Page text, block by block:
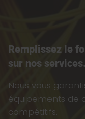
Remplissez le
sur nos services.
Nous vous
équipements de
compétitifs.